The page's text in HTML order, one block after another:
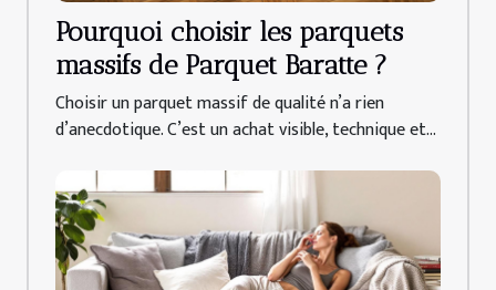
Pourquoi choisir les parquets
massifs de Parquet Baratte ?
Choisir un parquet massif de qualité n’a rien
d’anecdotique. C’est un achat visible, technique et...